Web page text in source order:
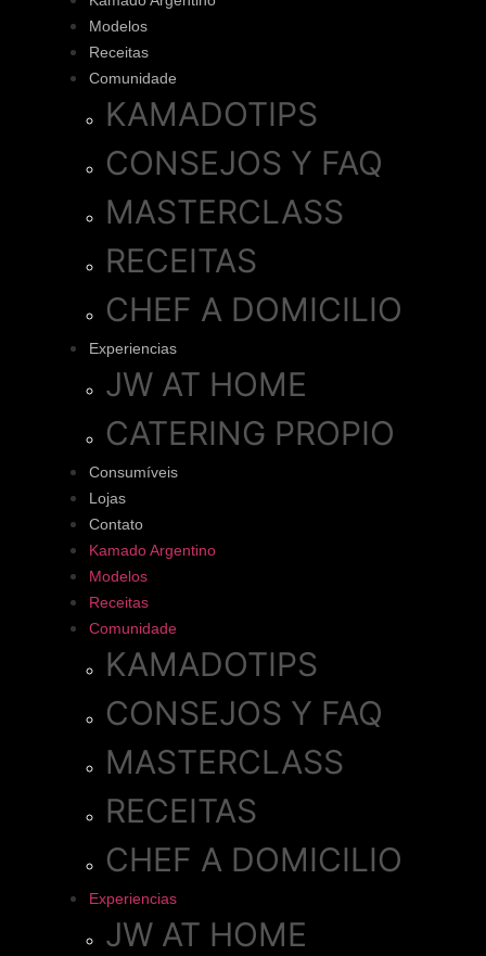
Modelos
Receitas
Comunidade
KAMADOTIPS
CONSEJOS Y FAQ
MASTERCLASS
RECEITAS
CHEF A DOMICILIO
Experiencias
JW AT HOME
CATERING PROPIO
Consumíveis
Lojas
Contato
Kamado Argentino
Modelos
Receitas
Comunidade
KAMADOTIPS
CONSEJOS Y FAQ
MASTERCLASS
RECEITAS
CHEF A DOMICILIO
Experiencias
JW AT HOME